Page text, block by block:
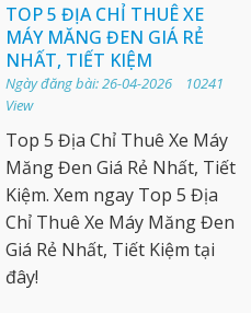
TOP 5 ĐỊA CHỈ THUÊ XE
MÁY MĂNG ĐEN GIÁ RẺ
NHẤT, TIẾT KIỆM
Ngày đăng bài: 26-04-2026 10241
View
Top 5 Địa Chỉ Thuê Xe Máy
Măng Đen Giá Rẻ Nhất, Tiết
Kiệm. Xem ngay Top 5 Địa
Chỉ Thuê Xe Máy Măng Đen
Giá Rẻ Nhất, Tiết Kiệm tại
đây!